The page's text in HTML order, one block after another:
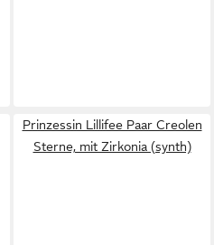
Prinzessin Lillifee Paar Creolen
Sterne, mit Zirkonia (synth)